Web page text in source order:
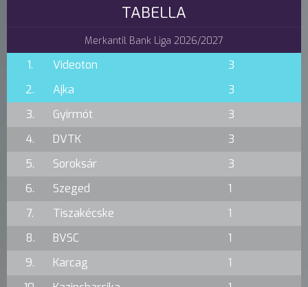
TABELLA
Merkantil Bank Liga 2026/2027
1. Videoton
3
2.
Ajka
3
3.
Gyirmót
3
4.
DVTK
3
5.
Soroksár
3
6.
Szeged
1
7.
Tiszakécske
1
8.
BVSC
1
9.
Karcag
1